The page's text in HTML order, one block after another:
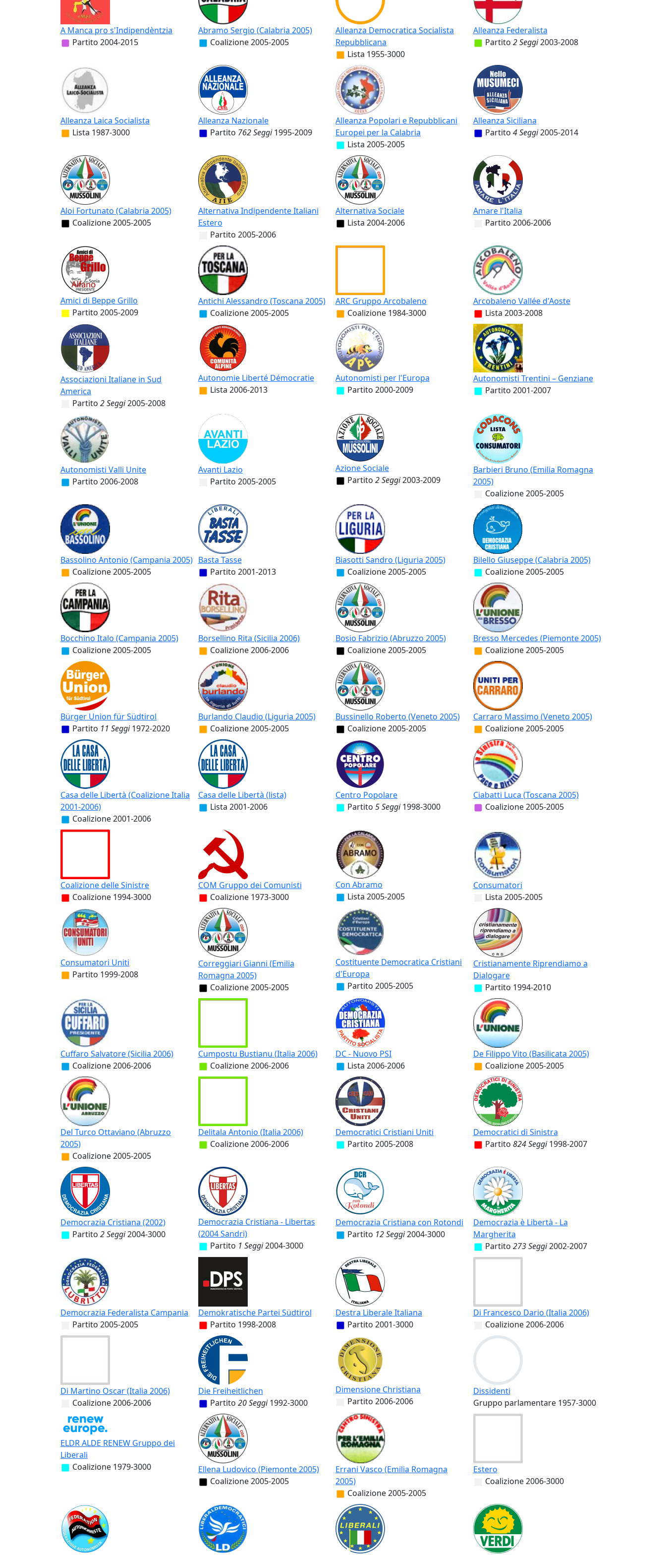
A Manca pro s'Indipendèntzia
Partito 2004-2015
Abramo Sergio (Calabria 2005)
Coalizione 2005-2005
Alleanza Democratica Socialista
Repubblicana
Lista 1955-3000
Alleanza Federalista
Partito 2 Seggi 2003-2008
Alleanza Laica Socialista
Lista 1987-3000
Alleanza Nazionale
Partito 762 Seggi 1995-2009
Alleanza Popolari e Repubblicani
Europei per la Calabria
Lista 2005-2005
Alleanza Siciliana
Partito 4 Seggi 2005-2014
Aloi Fortunato (Calabria 2005)
Coalizione2005-2005
Alternativa Indipendente Italiani
Estero
Partito 2005-2006
Alternativa Sociale
Lista 2004-2006
Amare l'Italia
Partito 2006-2006
Amici di Beppe Grillo
Partito 2005-2009
Antichi Alessandro (Toscana 2005)
Coalizione 2005-2005
ARC Gruppo Arcobaleno
Coalizione 1984-3000
Arcobaleno Vallée d'Aoste
Lista 2003-2008
Associazioni Italiane in Sud
America
Partito 2 Seggi2005-2008
Autonomie Liberté Démocratie
Lista 2006-2013
Autonomisti per l'Europa
Partito 2000-2009
Autonomisti Trentini – Genziane
Partito 2001-2007
Autonomisti Valli Unite
Partito 2006-2008
Avanti Lazio
Partito 2005-2005
Azione Sociale
Partito 2 Seggi2003-2009
Barbieri Bruno (Emilia Romagna
2005)
Coalizione 2005-2005
Bassolino Antonio (Campania 2005)
Coalizione2005-2005
Basta Tasse
Partito 2001-2013
Biasotti Sandro (Liguria 2005)
Coalizione2005-2005
Bilello Giuseppe (Calabria 2005)
Coalizione 2005-2005
Bocchino Italo (Campania 2005)
Coalizione2005-2005
Borsellino Rita (Sicilia 2006)
Coalizione 2006-2006
Bosio Fabrizio (Abruzzo 2005)
Coalizione2005-2005
Bresso Mercedes (Piemonte 2005)
Coalizione 2005-2005
Bürger Union für Südtirol
Partito 11 Seggi 1972-2020
Burlando Claudio (Liguria 2005)
Coalizione 2005-2005
Bussinello Roberto (Veneto 2005)
Coalizione2005-2005
Carraro Massimo (Veneto 2005)
Coalizione 2005-2005
Casa delle Libertà (Coalizione Italia
2001-2006)
Coalizione2001-2006
Casa delle Libertà (lista)
Lista 2001-2006
Centro Popolare
Partito 5 Seggi 1998-3000
Ciabatti Luca (Toscana 2005)
Coalizione 2005-2005
Coalizione delle Sinistre
Coalizione 1994-3000
COM Gruppo dei Comunisti
Coalizione 1973-3000
Con Abramo
Lista 2005-2005
Consumatori
Lista 2005-2005
Consumatori Uniti
Partito 1999-2008
Correggiari Gianni (Emilia
Romagna 2005)
Coalizione 2005-2005
Costituente Democratica Cristiani
d'Europa
Partito 2005-2005
Cristianamente Riprendiamo a
Dialogare
Partito 1994-2010
Cuffaro Salvatore (Sicilia 2006)
Coalizione2006-2006
Cumpostu Bustianu (Italia 2006)
Coalizione 2006-2006
DC - Nuovo PSI
Lista 2006-2006
De Filippo Vito (Basilicata 2005)
Coalizione 2005-2005
Del Turco Ottaviano (Abruzzo
2005)
Coalizione2005-2005
Delitala Antonio (Italia 2006)
Coalizione 2006-2006
Democratici Cristiani Uniti
Partito 2005-2008
Democratici di Sinistra
Partito 824 Seggi 1998-2007
Democrazia Cristiana (2002)
Partito 2 Seggi2004-3000
Democrazia Cristiana - Libertas
(2004 Sandri)
Partito 1 Seggi 2004-3000
Democrazia Cristiana con Rotondi
Partito 12 Seggi2004-3000
Democrazia è Libertà - La
Margherita
Partito 273 Seggi 2002-2007
Democrazia Federalista Campania
Partito 2005-2005
Demokratische Partei Südtirol
Partito 1998-2008
Destra Liberale Italiana
Partito 2001-3000
Di Francesco Dario (Italia 2006)
Coalizione 2006-2006
Di Martino Oscar (Italia 2006)
Coalizione2006-2006
Die Freiheitlichen
Partito 20 Seggi 1992-3000
Dimensione Christiana
Partito 2006-2006
Dissidenti
Gruppo parlamentare 1957-3000
ELDR ALDE RENEW Gruppo dei
Liberali
Coalizione 1979-3000
Ellena Ludovico (Piemonte 2005)
Coalizione 2005-2005
Errani Vasco (Emilia Romagna
2005)
Coalizione2005-2005
Estero
Coalizione 2006-3000